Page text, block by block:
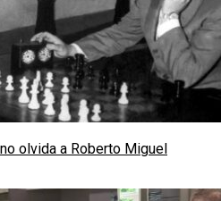
olvida a Roberto Miguel